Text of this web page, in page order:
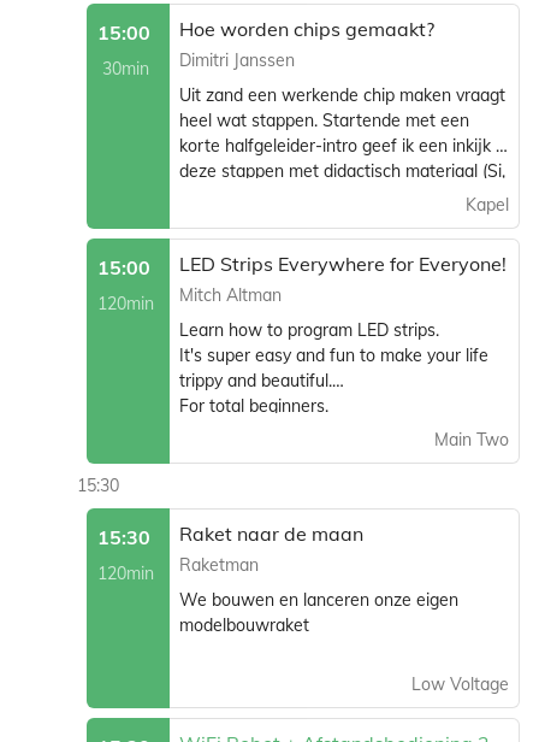
manier van “mens zijn” in de publieke
ruimte te hertekenen. De lightboxen laten
toe om op straat data (rond luchtkwaliteit
bijvoorbeeld) op een ludieke manier te
visualiseren, om zo mensen uit te nodigen
om samen maatschappelijke uitdagingen
aan te gaan en dit terwijl we de
mogelijkheden van voor iedereen
toegankelijke DIY-elektronica en licht
animatie ontdekken?
15:00
30min
Hoe worden chips gemaakt?
Dimitri Janssen
Uit zand een werkende chip maken vraagt
heel wat stappen. Startende met een
korte halfgeleider-intro geef ik een inkijk in
deze stappen met didactisch materiaal (Si,
wafers) & een demo lithografie. Komen
verder aan bod: een vleugje geschiedenis,
kosten als drijfkracht en praktische
beslommeringen
Kapel
15:00
120min
LED Strips Everywhere for Everyone!
Mitch Altman
Learn how to program LED strips.
It's super easy and fun to make your life
trippy and beautiful.
For total beginners.
Main Two
15:30
15:30
120min
Raket naar de maan
Raketman
We bouwen en lanceren onze eigen
modelbouwraket
Low Voltage